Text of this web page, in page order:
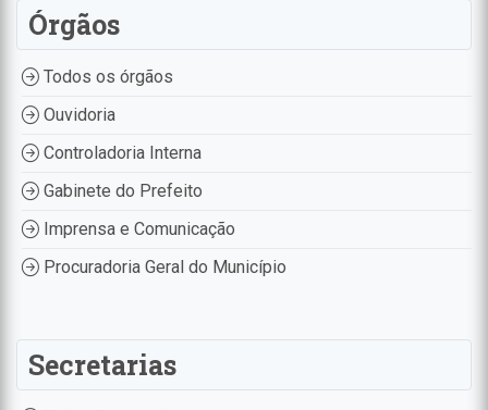
Órgãos
Todos os órgãos
Ouvidoria
Controladoria Interna
Gabinete do Prefeito
Imprensa e Comunicação
Procuradoria Geral do Município
Secretarias